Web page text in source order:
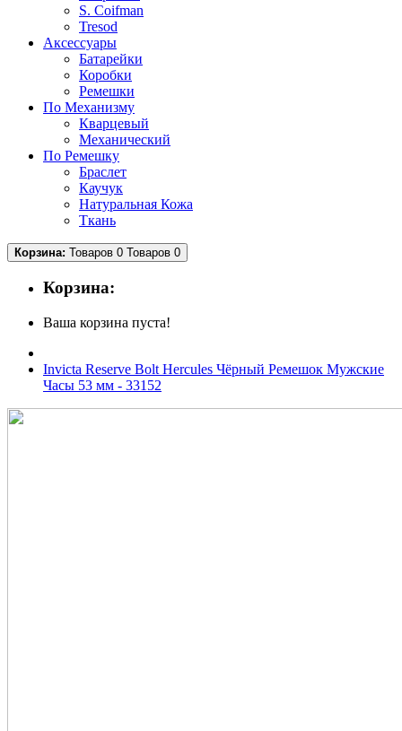
S. Coifman
Tresod
Аксессуары
Батарейки
Коробки
Ремешки
По Механизму
Кварцевый
Механический
По Ремешку
Браслет
Каучук
Натуральная Кожа
Ткань
Корзина: Товаров 0 Товаров 0
Корзина:
Ваша корзина пуста!
Invicta Reserve Bolt Hercules Чёрный Ремешок Мужские
Часы 53 мм - 33152